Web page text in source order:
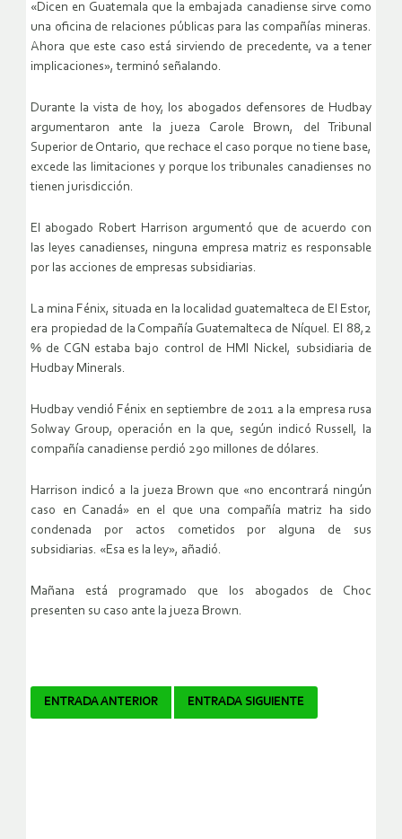
«Dicen en Guatemala que la embajada canadiense sirve como
una oficina de relaciones públicas para las compañías mineras.
Ahora que este caso está sirviendo de precedente, va a tener
implicaciones», terminó señalando.
Durante la vista de hoy, los abogados defensores de Hudbay
argumentaron ante la jueza Carole Brown, del Tribunal
Superior de Ontario, que rechace el caso porque no tiene base,
excede las limitaciones y porque los tribunales canadienses no
tienen jurisdicción.
El abogado Robert Harrison argumentó que de acuerdo con
las leyes canadienses, ninguna empresa matriz es responsable
por las acciones de empresas subsidiarias.
La mina Fénix, situada en la localidad guatemalteca de El Estor,
era propiedad de la Compañía Guatemalteca de Níquel. El 88,2
% de CGN estaba bajo control de HMI Nickel, subsidiaria de
Hudbay Minerals.
Hudbay vendió Fénix en septiembre de 2011 a la empresa rusa
Solway Group, operación en la que, según indicó Russell, la
compañía canadiense perdió 290 millones de dólares.
Harrison indicó a la jueza Brown que «no encontrará ningún
caso en Canadá» en el que una compañía matriz ha sido
condenada por actos cometidos por alguna de sus
subsidiarias. «Esa es la ley», añadió.
Mañana está programado que los abogados de Choc
presenten su caso ante la jueza Brown.
Navegador
ENTRADA ANTERIOR ENTRADA SIGUIENTE